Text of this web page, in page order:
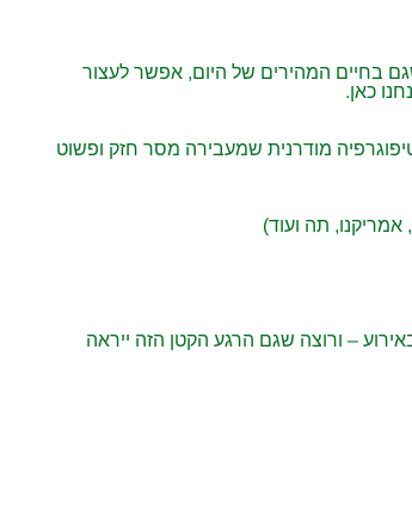
בחיים המהירים של היום, אפשר לעצור
כאן.
מודרנית שמעבירה מסר חזק ופשוט
תה ועוד)
– ורוצה שגם הרגע הקטן הזה ייראה